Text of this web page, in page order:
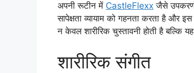
अपनी रूटीन में CastleFlexx जैसे
सापेक्षता व्यायाम को गहनता करता है और
न केवल शारीरिक चुस्तावनी होती है
शारीरिक संगीत